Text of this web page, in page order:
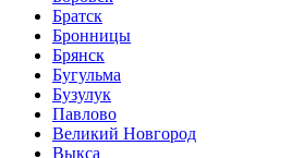
Братск
Бронницы
Брянск
Бугульма
Бузулук
Павлово
Великий Новгород
Выкса